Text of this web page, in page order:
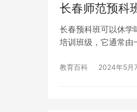
长春师范预科
长春预科班可以休学
培训班级，它通常
教育百科 2024年5月